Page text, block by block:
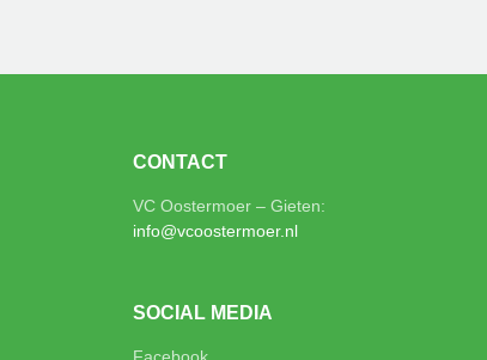
CONTACT
VC Oostermoer – Gieten:
info@vcoostermoer.nl
SOCIAL MEDIA